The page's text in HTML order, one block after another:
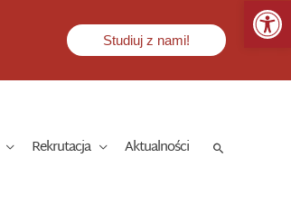
Studiuj z nami!
Rekrutacja Aktualności Szukaj